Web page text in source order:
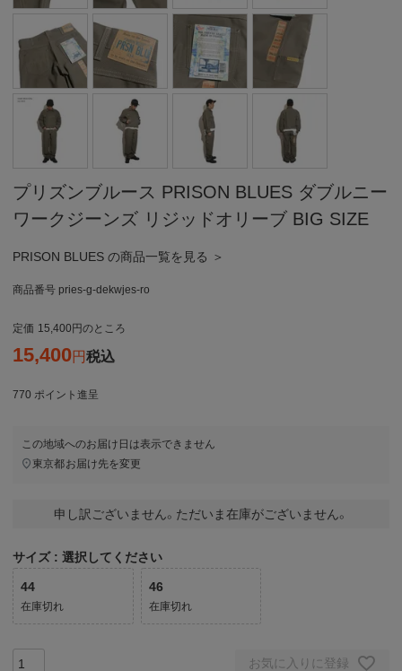
プリズンブルース PRISON BLUES ダブルニー
ワークジーンズ リジッドオリーブ BIG SIZE
PRISON BLUES の商品一覧を見る ＞
商品番号 pries-g-dekwjes-ro
定価 15,400 のところ
15,400 税込
770 ポイント進呈
この地域へのお届け日は表示できません
東京都お届け先を変更
申し訳ございません。ただいま在庫がございません。
サイズ 選択してください
44
在庫切れ
46
在庫切れ
お気に入りに登録